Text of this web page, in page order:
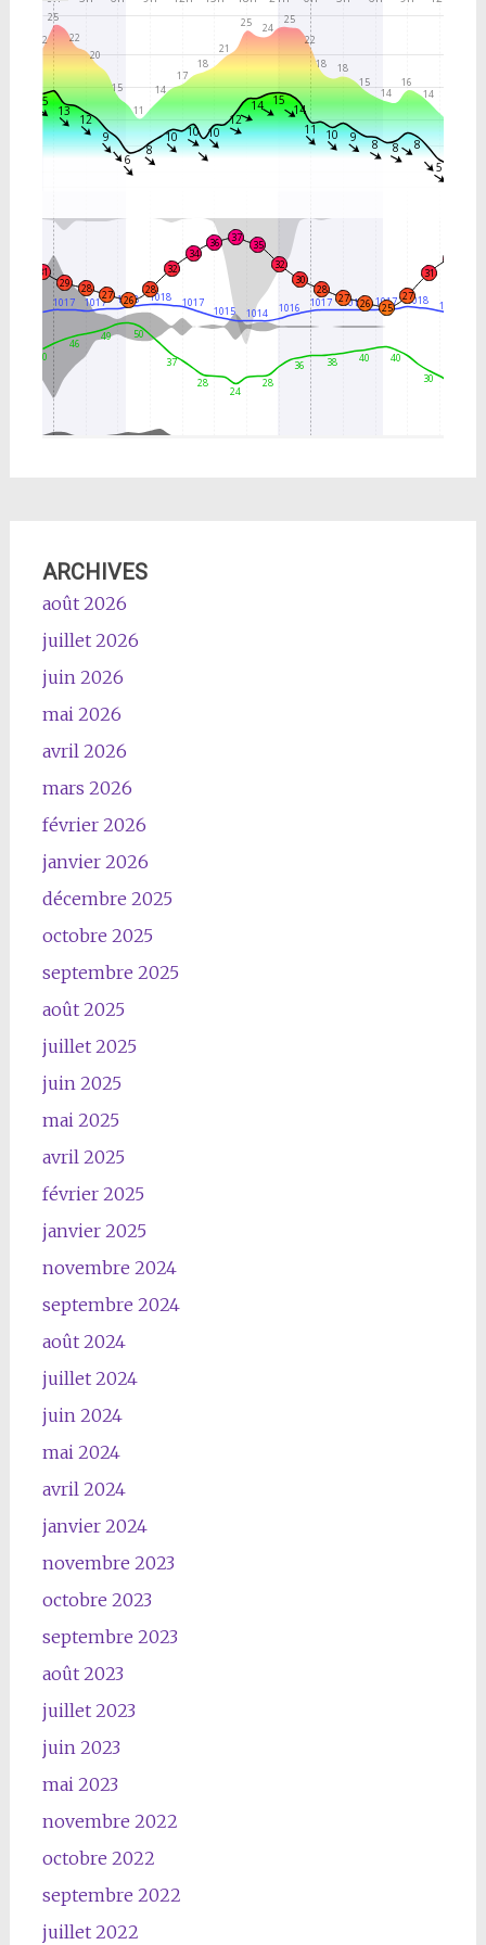
ARCHIVES
août 2026
juillet 2026
juin 2026
mai 2026
avril 2026
mars 2026
février 2026
janvier 2026
décembre 2025
octobre 2025
septembre 2025
août 2025
juillet 2025
juin 2025
mai 2025
avril 2025
février 2025
janvier 2025
novembre 2024
septembre 2024
août 2024
juillet 2024
juin 2024
mai 2024
avril 2024
janvier 2024
novembre 2023
octobre 2023
septembre 2023
août 2023
juillet 2023
juin 2023
mai 2023
novembre 2022
octobre 2022
septembre 2022
juillet 2022